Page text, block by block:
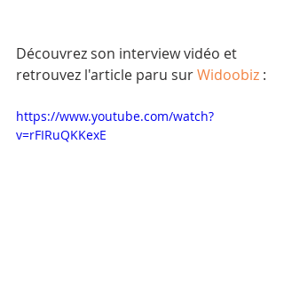
Découvrez son interview vidéo et
retrouvez l'article paru sur Widoobiz :
https://www.youtube.com/watch?
v=rFIRuQKKexE